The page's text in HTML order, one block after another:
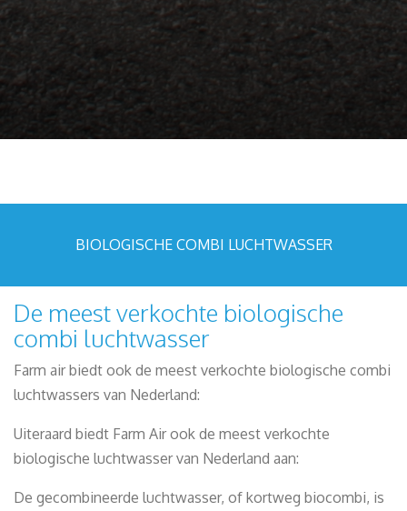
BIOLOGISCHE COMBI LUCHTWASSER
De meest verkochte biologische
combi luchtwasser
Farm air biedt ook de meest verkochte biologische combi
luchtwassers van Nederland:
Uiteraard biedt Farm Air ook de meest verkochte
biologische luchtwasser van Nederland aan:
De gecombineerde luchtwasser, of kortweg biocombi, is